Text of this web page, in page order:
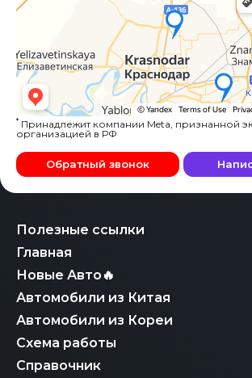
Полезные ссылки
Главная
Новые Авто🔥
Автомобили из Китая
Автомобили из Кореи
Схема работы
Справочник
* Принадлежит компании Meta, признанной
организацией в РФ
Обратный звонок